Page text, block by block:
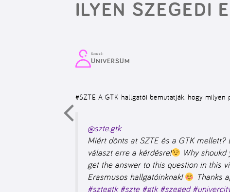
ILYEN SZEGEDI
Szerző:
UNIVERSUM
#SZTE A GTK hallgatói bemutatják, hogy milyen
@szte.gtk
Miért dönts at SZTE és a GTK mellett?
választ erre a kérdésre!
Why shoukd
get the answer to this question in this
Erasmusos hallgatóinknak!
Thanks
#sztegtk #szte #gtk #szeged